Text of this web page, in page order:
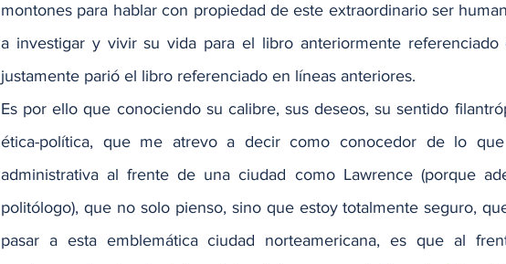
montones para hablar con propiedad de este extraordinario ser
a investigar y vivir su vida para el libro anteriormente
justamente parió el libro referenciado en líneas anteriores.
Es por ello que conociendo su calibre, sus deseos, su sentido
ética-política, que me atrevo a decir como conocedor de lo
administrativa al frente de una ciudad como Lawrence (porque
politólogo), que no solo pienso, sino que estoy totalmente seguro,
pasar a esta emblemática ciudad norteamericana, es que al